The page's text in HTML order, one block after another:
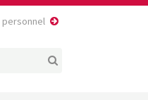
personnel